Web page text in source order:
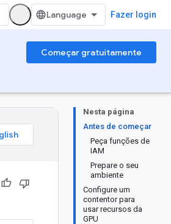
Fazer login
Começar gratuitamente
Nesta página
Antes de começar
Peça funções de
IAM
Prepare o seu
ambiente
Configure um
contentor para
usar recursos da
GPU